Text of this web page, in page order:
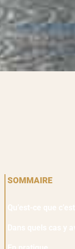
SOMMAIRE